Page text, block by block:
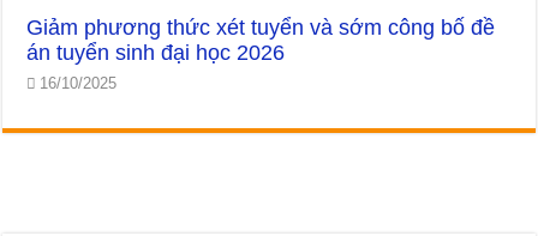
Giảm phương thức xét tuyển và sớm công bố đề
án tuyển sinh đại học 2026
16/10/2025